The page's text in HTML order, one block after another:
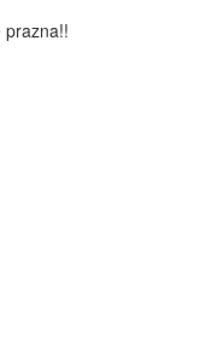
prazna!!